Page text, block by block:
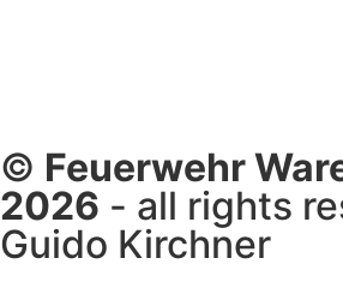
© Feuerwehr
2026 - all rights
Guido Kirchner